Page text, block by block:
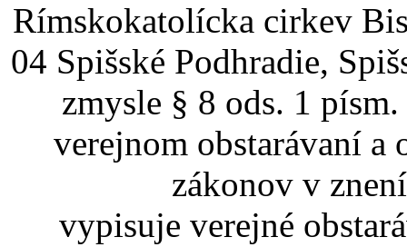
Rímskokatolícka cirkev
04 Spišské Podhradie,
zmysle § 8 ods. 1
verejnom obstarávaní a
zákonov v
vypisuje verejné